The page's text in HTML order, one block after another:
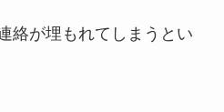
絡が埋もれてしまうとい